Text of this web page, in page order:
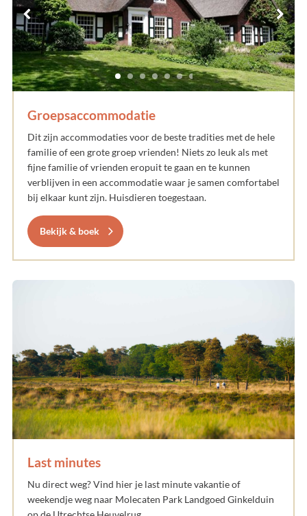
Groepsaccommodatie
Dit zijn accommodaties voor de beste tradities met de hele
familie of een grote groep vrienden! Niets zo leuk als met
fijne familie of vrienden eropuit te gaan en te kunnen
verblijven in een accommodatie waar je samen comfortabel
bij elkaar kunt zijn. Huisdieren toegestaan.
Bekijk & boek
Last minutes
Nu direct weg? Vind hier je last minute vakantie of
weekendje weg naar Molecaten Park Landgoed Ginkelduin